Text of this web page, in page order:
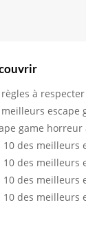
règles à
meilleurs escape
game
10 des meilleurs
10 des meilleurs
10 des meilleurs
10 des meilleurs